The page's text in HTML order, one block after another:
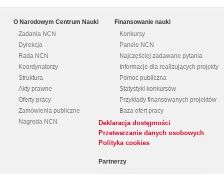
O Narodowym Centrum Nauki
Zadania NCN
Dyrekcja
Rada NCN
Koordynatorzy
Struktura
Akty prawne
Oferty pracy
Zamówienia publiczne
Nagroda NCN
Finansowanie nauki
Konkursy
Panele NCN
Najczęściej zadawane pytania
Informacje dla realizujących projekty
Pomoc publiczna
Statystyki konkursów
Przykłady finansowanych projektów
Baza ofert pracy
Deklaracja dostępności
Przetwarzanie danych osobowych
Polityka cookies
Partnerzy